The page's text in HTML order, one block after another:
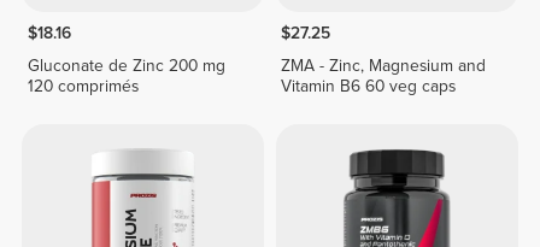
$18.16
Gluconate de Zinc 200 mg
120 comprimés
$27.25
ZMA - Zinc, Magnesium and
Vitamin B6 60 veg caps